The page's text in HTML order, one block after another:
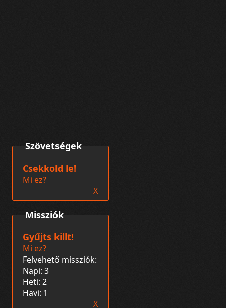
Missziók
Gyűjts killt!
Mi ez?
Felvehető missziók:
Napi: 3
Heti: 2
Havi: 1
X
Szövetségek
Csekkold le!
Mi ez?
X